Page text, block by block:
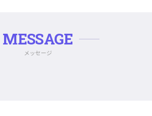
MESSAGE
メッセージ